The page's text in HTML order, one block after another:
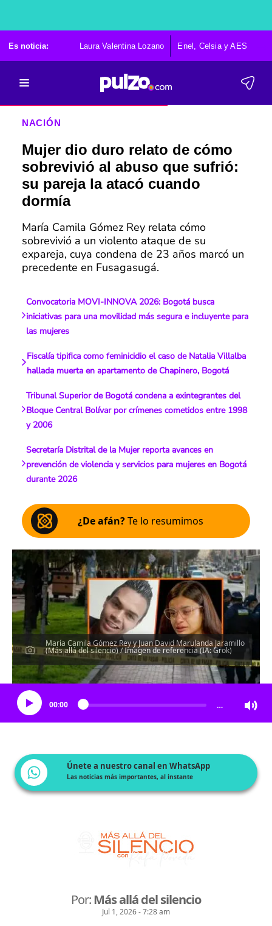
Es noticia: Laura Valentina Lozano Enel, Celsia y AES
NACIÓN
Mujer dio duro relato de cómo
sobrevivió al abuso que sufrió:
su pareja la atacó cuando
dormía
María Camila Gómez Rey relata cómo
sobrevivió a un violento ataque de su
expareja, cuya condena de 23 años marcó un
precedente en Fusagasugá.
Convocatoria MOVI-INNOVA 2026: Bogotá busca
iniciativas para una movilidad más segura e incluyente para
las mujeres
Fiscalía tipifica como feminicidio el caso de Natalia Villalba
hallada muerta en apartamento de Chapinero, Bogotá
Tribunal Superior de Bogotá condena a exintegrantes del
Bloque Central Bolívar por crímenes cometidos entre 1998
y 2006
Secretaría Distrital de la Mujer reporta avances en
prevención de violencia y servicios para mujeres en Bogotá
durante 2026
¿De afán?Te lo resumimos
María Camila Gómez Rey y Juan David Marulanda Jaramillo
(Más allá del silencio) / Imagen de referencia (IA: Grok)
Escucha el artículo
00:00 …
Únete a nuestro canal en WhatsApp
Las noticias más importantes, al instante
Por:Más allá del silencio
Jul 1, 2026 - 7:28 am